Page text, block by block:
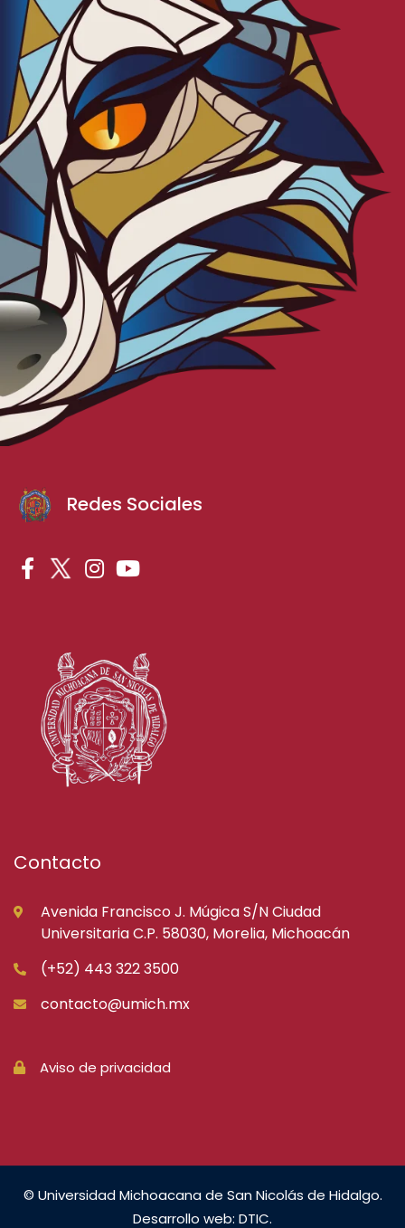
Redes Sociales
Contacto
Avenida Francisco J. Múgica S/N Ciudad
Universitaria C.P. 58030, Morelia, Michoacán
(+52) 443 322 3500
contacto@umich.mx
Aviso de privacidad
© Universidad Michoacana de San Nicolás de Hidalgo.
Desarrollo web: DTIC.